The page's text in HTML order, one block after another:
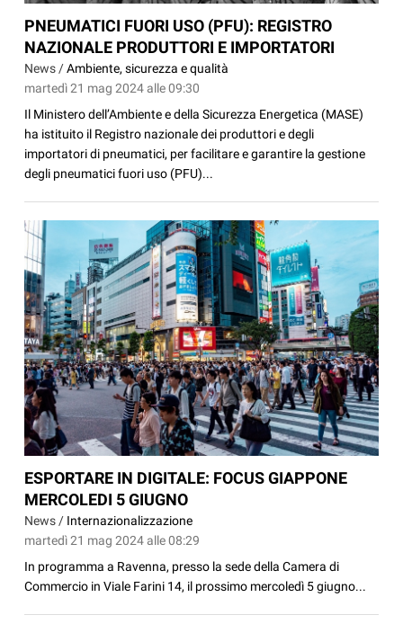
PNEUMATICI FUORI USO (PFU): REGISTRO
NAZIONALE PRODUTTORI E IMPORTATORI
News /Ambiente, sicurezza e qualità
martedì 21 mag 2024 alle 09:30
Il Ministero dell’Ambiente e della Sicurezza Energetica (MASE)
ha istituito il Registro nazionale dei produttori e degli
importatori di pneumatici, per facilitare e garantire la gestione
degli pneumatici fuori uso (PFU)...
ESPORTARE IN DIGITALE: FOCUS GIAPPONE
MERCOLEDI 5 GIUGNO
News / Internazionalizzazione
martedì 21 mag 2024 alle 08:29
In programma a Ravenna, presso la sede della Camera di
Commercio in Viale Farini 14, il prossimo mercoledì 5 giugno...